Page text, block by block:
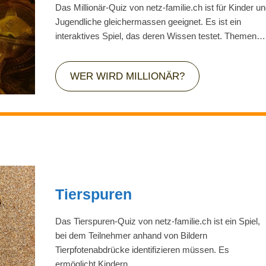
Das Millionär-Quiz von netz-familie.ch ist für Kinder
Jugendliche gleichermassen geeignet. Es ist ein
interaktives Spiel, das deren Wissen testet. Themen…
WER WIRD MILLIONÄR?
Tierspuren
Das Tierspuren-Quiz von netz-familie.ch ist ein Spiel,
bei dem Teilnehmer anhand von Bildern
Tierpfotenabdrücke identifizieren müssen. Es
ermöglicht Kindern…